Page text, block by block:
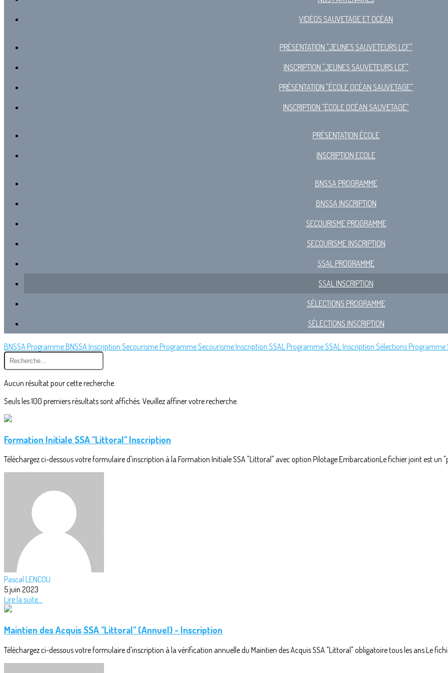
VIDÉOS SAUVETAGE ET OCÉAN
PRÉSENTATION "JEUNES SAUVETEURS LCF"
INSCRIPTION "JEUNES SAUVETEURS LCF"
PRÉSENTATION "ÉCOLE OCÉAN SAUVETAGE"
INSCRIPTION "ÉCOLE OCÉAN SAUVETAGE"
PRÉSENTATION ÉCOLE
INSCRIPTION ECOLE
BNSSA PROGRAMME
BNSSA INSCRIPTION
SECOURISME PROGRAMME
SECOURISME INSCRIPTION
SSAL PROGRAMME
SSAL INSCRIPTION
SÉLECTIONS PROGRAMME
SÉLECTIONS INSCRIPTION
BNSSA ProgrammeBNSSA Inscription Secourisme ProgrammeSecourisme Inscription SSAL ProgrammeSSAL Inscription Sélections Programme
Aucun résultat pour cette recherche.
Seuls les 100 premiers résultats sont affichés. Veuillez affiner votre recherche.
Formation Initiale SSA "Littoral" Inscription
Téléchargez ci-dessous votre formulaire d'inscription à la Formation Initiale SSA "Littoral" avec option Pilotage EmbarcationLe fichier joint est un
Pascal LENCOU
5 juin 2023
Lire la suite...
Maintien des Acquis SSA "Littoral" (Annuel) - Inscription
Téléchargez ci-dessous votre formulaire d'inscription à la vérification annuelle du Maintien des Acquis SSA "Littoral" obligatoire tous les ans.Le